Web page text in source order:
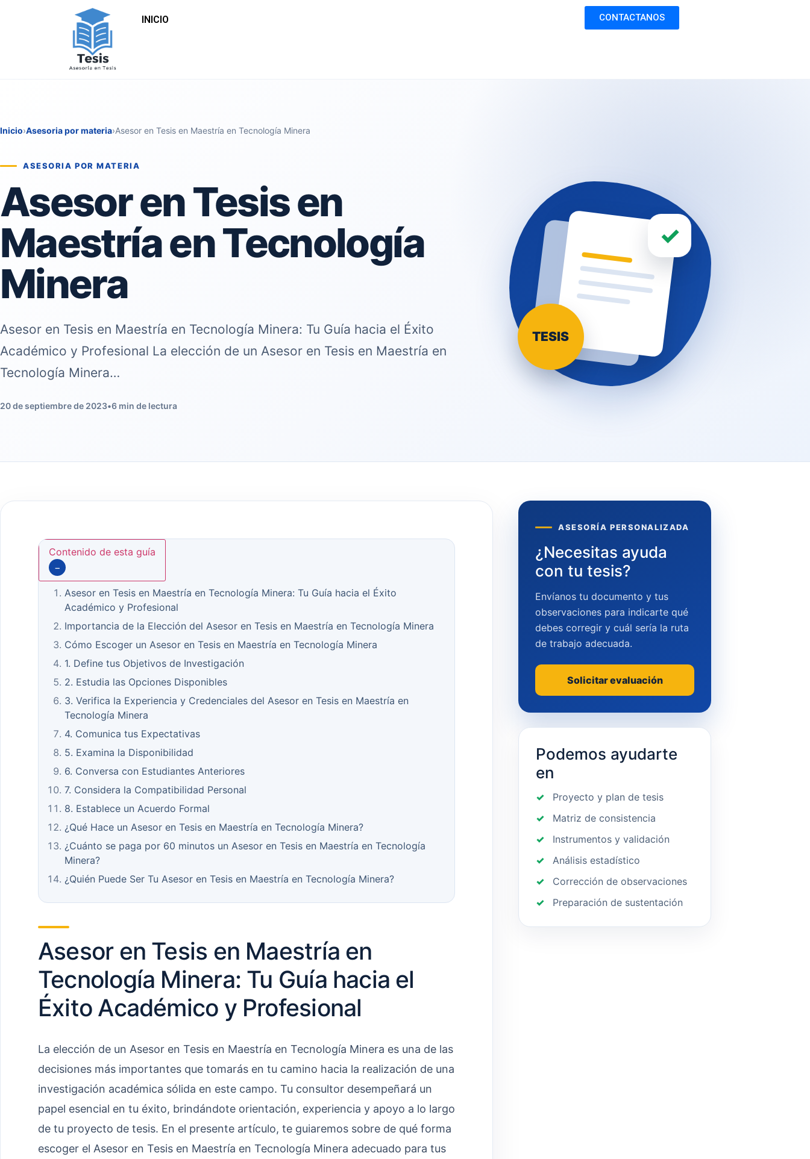
INICIO CONTACTANOS
Inicio›Asesoria por materia›Asesor en Tesis en Maestría en Tecnología Minera
ASESORIA POR MATERIA
Asesor en Tesis en
Maestría en Tecnología
Minera
Asesor en Tesis en Maestría en Tecnología Minera: Tu Guía hacia el Éxito
Académico y Profesional La elección de un Asesor en Tesis en Maestría en
Tecnología Minera…
20 de septiembre de 2023•6 min de lectura
✓
TESIS
Contenido de esta guía
−
Asesor en Tesis en Maestría en Tecnología Minera: Tu Guía hacia el Éxito
Académico y Profesional
Importancia de la Elección del Asesor en Tesis en Maestría en Tecnología Minera
Cómo Escoger un Asesor en Tesis en Maestría en Tecnología Minera
1. Define tus Objetivos de Investigación
2. Estudia las Opciones Disponibles
3. Verifica la Experiencia y Credenciales del Asesor en Tesis en Maestría en
Tecnología Minera
4. Comunica tus Expectativas
5. Examina la Disponibilidad
6. Conversa con Estudiantes Anteriores
7. Considera la Compatibilidad Personal
8. Establece un Acuerdo Formal
¿Qué Hace un Asesor en Tesis en Maestría en Tecnología Minera?
¿Cuánto se paga por 60 minutos un Asesor en Tesis en Maestría en Tecnología
Minera?
¿Quién Puede Ser Tu Asesor en Tesis en Maestría en Tecnología Minera?
Asesor en Tesis en Maestría en
Tecnología Minera: Tu Guía hacia el
Éxito Académico y Profesional
La elección de un Asesor en Tesis en Maestría en Tecnología Minera es una de las
decisiones más importantes que tomarás en tu camino hacia la realización de una
investigación académica sólida en este campo. Tu consultor desempeñará un
papel esencial en tu éxito, brindándote orientación, experiencia y apoyo a lo largo
de tu proyecto de tesis. En el presente artículo, te guiaremos sobre de qué forma
escoger el Asesor en Tesis en Maestría en Tecnología Minera adecuado para tus
ASESORÍA PERSONALIZADA
¿Necesitas ayuda
con tu tesis?
Envíanos tu documento y tus
observaciones para indicarte qué
debes corregir y cuál sería la ruta
de trabajo adecuada.
Solicitar evaluación
Podemos ayudarte
en
Proyecto y plan de tesis
Matriz de consistencia
Instrumentos y validación
Análisis estadístico
Corrección de observaciones
Preparación de sustentación